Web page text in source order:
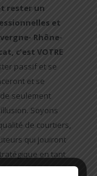
rester un
et
Rhône-
c’est VOTRE
passif et se
et se
seulement
Soyons
de courtiers,
qui jouiront
en tant
atout majeur